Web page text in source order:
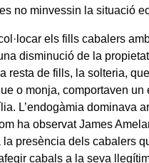
no minvessin la situació
els fills cabalers
disminució de la
resta de fills, la solteria,
o monja, comportaven
L’endogàmia dominava
ha observat James
presència dels cabalers
cabals a la seva